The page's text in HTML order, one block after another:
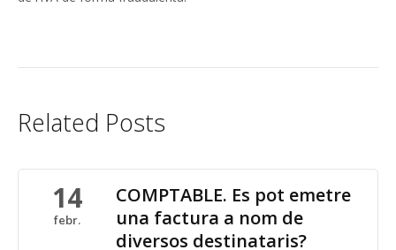
Related Posts
14
febr.
COMPTABLE. Es pot emetre
una factura a nom de
diversos destinataris?